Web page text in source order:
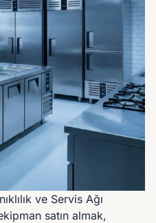
ve Servis Ağı
satın almak,